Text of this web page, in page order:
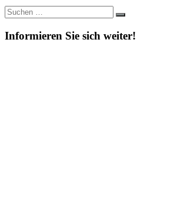
Suche
nach:
Suchen
Informieren Sie sich weiter!